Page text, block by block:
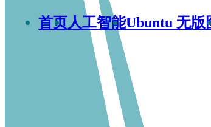
首页人工智能Ubuntu 无版